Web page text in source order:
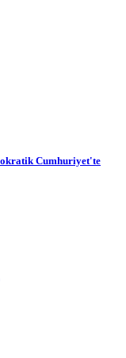
Cumhuriyet'te